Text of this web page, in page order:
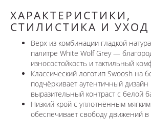
ХАРАКТЕРИСТИКИ,
СТИЛИСТИКА И УХОД
Верх из комбинации гладкой
палитре White Wolf Grey —
износостойкость и тактильный
Классический логотип Swoosh на
подчёркивает аутентичный
выразительный контраст с белой
Низкий крой с уплотнённым
обеспечивает свободу движений в